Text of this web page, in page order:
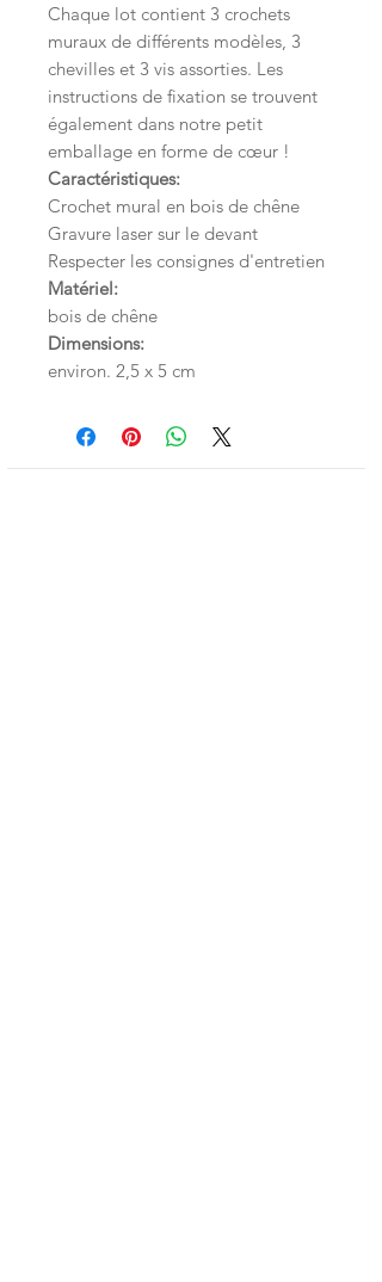
Chaque lot contient 3 crochets
muraux de différents modèles, 3
chevilles et 3 vis assorties. Les
instructions de fixation se trouvent
également dans notre petit
emballage en forme de cœur !
Caractéristiques:
Crochet mural en bois de chêne
Gravure laser sur le devant
Respecter les consignes d'entretien
Matériel:
bois de chêne
Dimensions:
environ. 2,5 x 5 cm